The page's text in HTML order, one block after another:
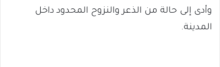
وأدى إلى حالة من الذعر والنزوح المحدود داخل
المدينة.